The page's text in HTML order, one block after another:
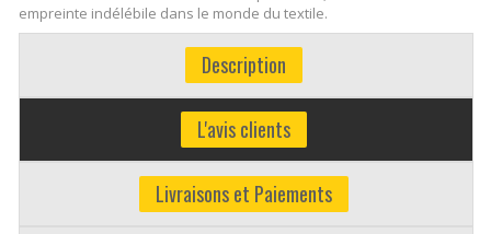
empreinte indélébile dans le monde du textile.
Description
L'avis clients
Livraisons et Paiements